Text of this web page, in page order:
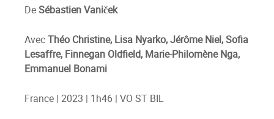
DeSébastien Vaniček
AvecThéo Christine, Lisa Nyarko, Jérôme Niel, Sofia
Lesaffre, Finnegan Oldfield, Marie-Philomène Nga,
Emmanuel Bonami
France | 2023 | 1h46 | VO ST BIL